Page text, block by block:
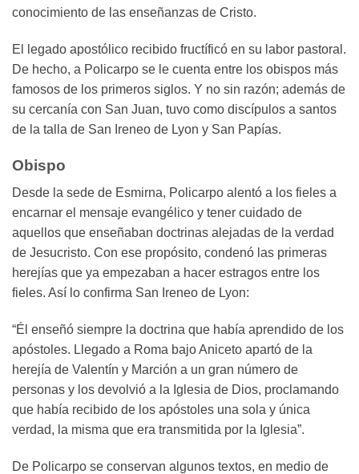
conocimiento de las enseñanzas de Cristo.
El legado apostólico recibido fructíficó en su labor pastoral.
De hecho, a Policarpo se le cuenta entre los obispos más
famosos de los primeros siglos. Y no sin razón; además de
su cercanía con San Juan, tuvo como discípulos a santos
de la talla de San Ireneo de Lyon y San Papías.
Obispo
Desde la sede de Esmirna, Policarpo alentó a los fieles a
encarnar el mensaje evangélico y tener cuidado de
aquellos que enseñaban doctrinas alejadas de la verdad
de Jesucristo. Con ese propósito, condenó las primeras
herejías que ya empezaban a hacer estragos entre los
fieles. Así lo confirma San Ireneo de Lyon:
“Él enseñó siempre la doctrina que había aprendido de los
apóstoles. Llegado a Roma bajo Aniceto apartó de la
herejía de Valentín y Marción a un gran número de
personas y los devolvió a la Iglesia de Dios, proclamando
que había recibido de los apóstoles una sola y única
verdad, la misma que era transmitida por la Iglesia”.
De Policarpo se conservan algunos textos, en medio de